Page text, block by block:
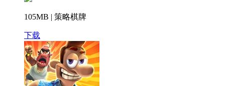
105MB | 策略棋牌
下载